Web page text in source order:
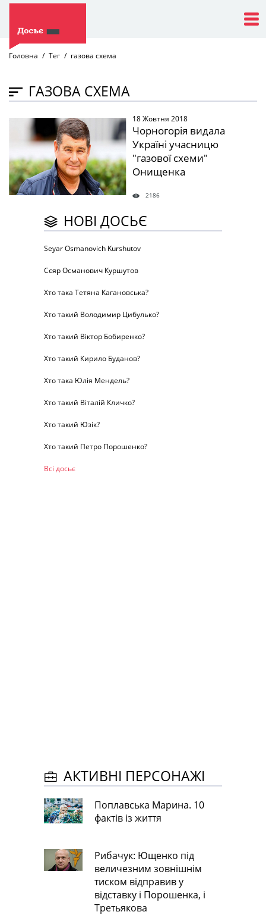
Головна Тег газова схема
ГАЗОВА СХЕМА
18 Жовтня 2018
Чорногорія видала
Україні учасницю
"газової схеми"
Онищенка
2186
НОВІ ДОСЬЄ
Seyar Osmanovich Kurshutov
Сєяр Османович Куршутов
Хто така Тетяна Кагановська?
Хто такий Володимир Цибулько?
Хто такий Віктор Бобиренко?
Хто такий Кирило Буданов?
Хто така Юлія Мендель?
Хто такий Віталій Кличко?
Хто такий Юзік?
Хто такий Петро Порошенко?
Всі досьє
АКТИВНІ ПЕРСОНАЖІ
Поплавська Марина. 10
фактів із життя
Рибачук: Ющенко під
величезним зовнішнім
тиском відправив у
відставку і Порошенка, і
Третьякова